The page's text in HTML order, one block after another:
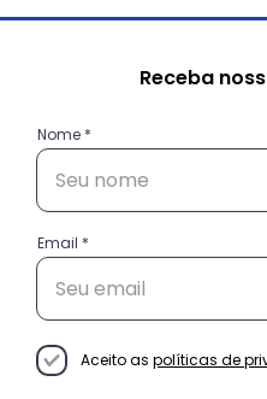
Conheça as
Receba
Nome
Email
Aceito as políticas de